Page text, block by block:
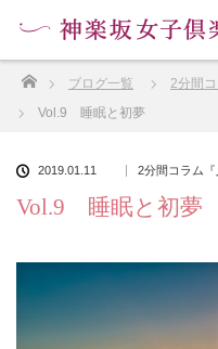
ブログ一覧
2分間
Vol.9 睡眠と初夢
2019.01.11 2分間コラム『
Vol.9 睡眠と初夢